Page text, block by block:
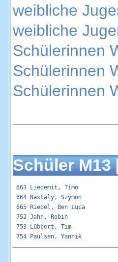
weibliche
weibliche
Schülerinnen
Schülerinnen
Schülerinnen
Schüler M13
663 Liedemit, Timo
664 Nastaly, Szymon
665 Riedel, Ben Luca
752 Jahn, Robin
753 Lübbert, Tim